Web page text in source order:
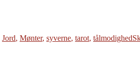
Jord, Mønter, syverne, tarot, tålmodighed